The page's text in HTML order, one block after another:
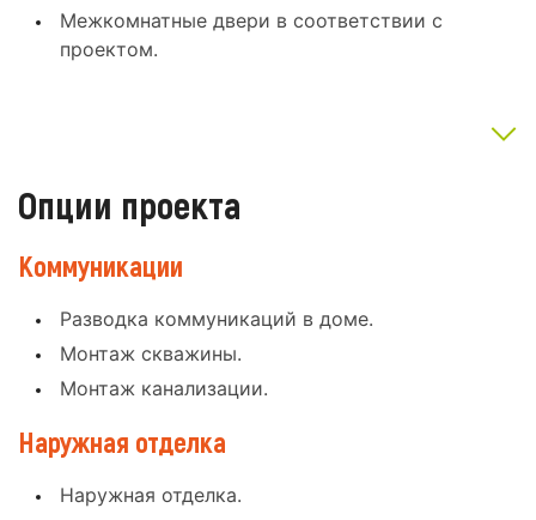
Межкомнатные двери в соответствии с
проектом.
Опции проекта
Коммуникации
Разводка коммуникаций в доме.
Монтаж скважины.
Монтаж канализации.
Наружная отделка
Наружная отделка.